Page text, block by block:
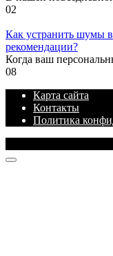
02
Как устранить шумы
рекомендации?
Когда ваш
08
Карта сайта
Контакты
Политика